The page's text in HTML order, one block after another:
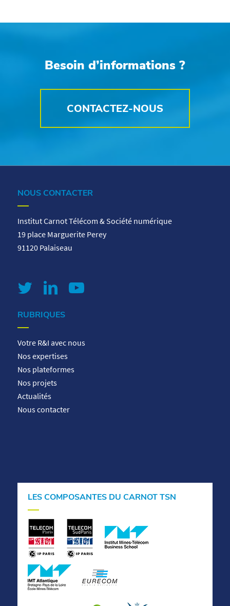
Besoin d’informations ?
CONTACTEZ-NOUS
NOUS CONTACTER
Institut Carnot Télécom & Société numérique
19 place Marguerite Perey
91120 Palaiseau
RUBRIQUES
Votre R&I avec nous
Nos expertises
Nos plateformes
Nos projets
Actualités
Nous contacter
LES COMPOSANTES DU CARNOT TSN